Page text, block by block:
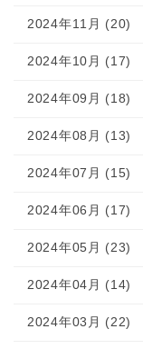
2024年11月 (20)
2024年10月 (17)
2024年09月 (18)
2024年08月 (13)
2024年07月 (15)
2024年06月 (17)
2024年05月 (23)
2024年04月 (14)
2024年03月 (22)